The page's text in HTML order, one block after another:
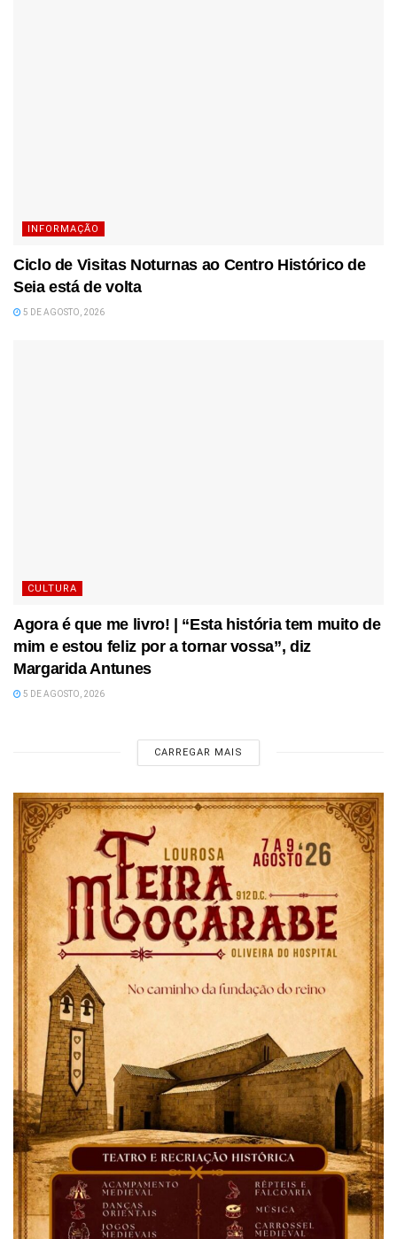
INFORMAÇÃO
Ciclo de Visitas Noturnas ao Centro Histórico de
Seia está de volta
5 DE AGOSTO, 2026
CULTURA
Agora é que me livro! | “Esta história tem muito de
mim e estou feliz por a tornar vossa”, diz
Margarida Antunes
5 DE AGOSTO, 2026
CARREGAR MAIS